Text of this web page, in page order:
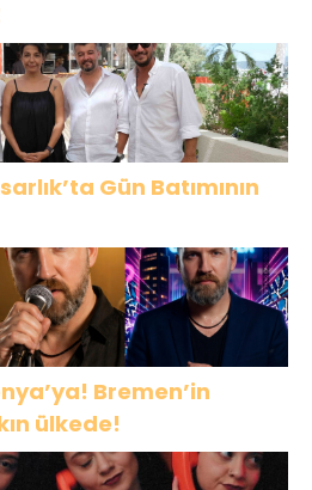
Gün Batımının
Bremen’in
ülkede!